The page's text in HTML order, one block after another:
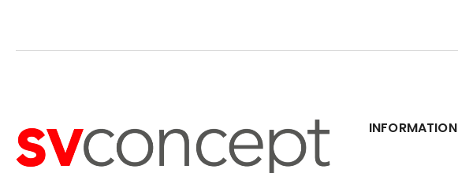
INFORMATION